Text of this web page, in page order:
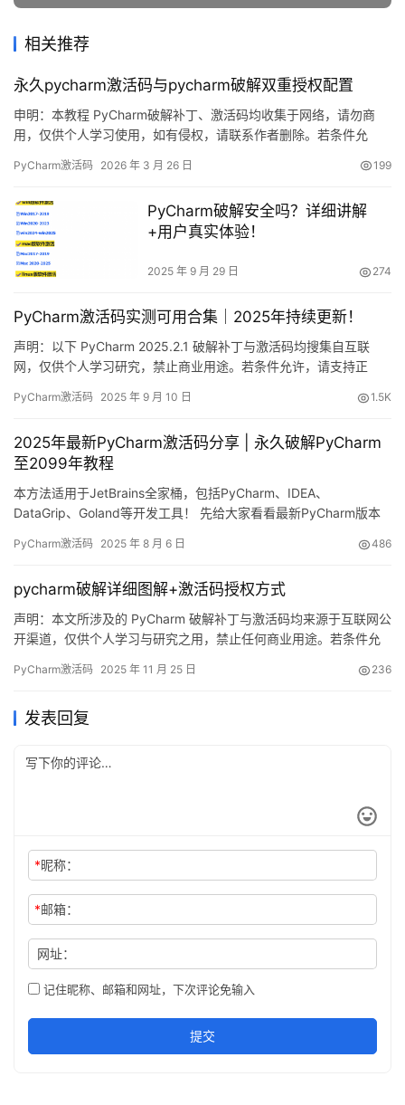
相关推荐
永久pycharm激活码与pycharm破解双重授权配置
申明：本教程 PyCharm破解补丁、激活码均收集于网络，请勿商
用，仅供个人学习使用，如有侵权，请联系作者删除。若条件允
器，功能强大，适用于 Windows、Mac 和 Linux 系统。本文将详细
是什么版本、什么操作系统…
PyCharm激活码 2026 年 3 月 26 日 199
PyCharm破解安全吗？详细讲解
+用户真实体验！
2025 年 9 月 29 日 274
PyCharm激活码实测可用合集｜2025年持续更新！
声明：以下 PyCharm 2025.2.1 破解补丁与激活码均搜集自互联
网，仅供个人学习研究，禁止商业用途。若条件允许，请支持正
PyCharm 续命到 2099 年，爽歪歪！ 下面用图文一步步演示最新
元/年，登录即用：https…
PyCharm激活码 2025 年 9 月 10 日 1.5K
2025年最新PyCharm激活码分享 | 永久破解PyCharm
至2099年教程
本方法适用于JetBrains全家桶，包括PyCharm、IDEA、
DataGrip、Goland等开发工具！ 先给大家看看最新PyCharm版本
详细的图文教程，手把手教你如何永久激活PyCharm到2099年。
全…
PyCharm激活码 2025 年 8 月 6 日 486
pycharm破解详细图解+激活码授权方式
声明：本文所涉及的 PyCharm 破解补丁与激活码均来源于互联网公
开渠道，仅供个人学习与研究之用，禁止任何商业用途。若条件允
果”——PyCharm 2025.2.1 已成功激活到 2099 年，爽到飞起！ 下
折腾？官方正版更省心…
PyCharm激活码 2025 年 11 月 25 日 236
发表回复
*昵称：
*邮箱：
网址：
记住昵称、邮箱和网址，下次评论免输入
提交